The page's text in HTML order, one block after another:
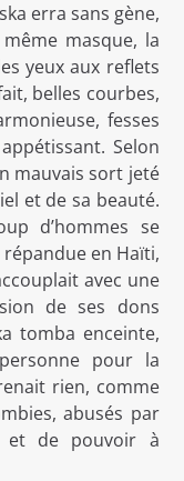
erra sans gène,
masque, la
yeux aux reflets
belles courbes,
fesses
Selon
mauvais sort jeté
et de sa beauté.
d’hommes se
en Haïti,
avec une
de ses dons
tomba enceinte,
pour la
rien, comme
abusés par
et de pouvoir à